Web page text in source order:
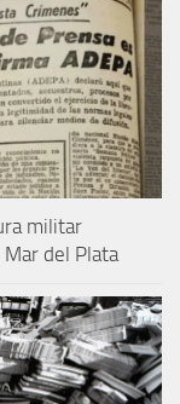
militar
del Plata